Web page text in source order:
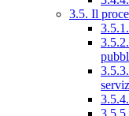
3.5. Il